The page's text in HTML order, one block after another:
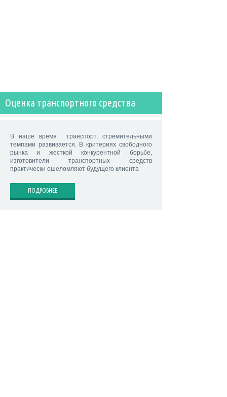
Оценка транспортного средства
В наше время транспорт, стремительными
темпами развивается. В критериях свободного
рынка и жесткой конкурентной борьбе,
изготовители транспортных средств
практически ошеломляют будущего клиента
ПОДРОБНЕЕ